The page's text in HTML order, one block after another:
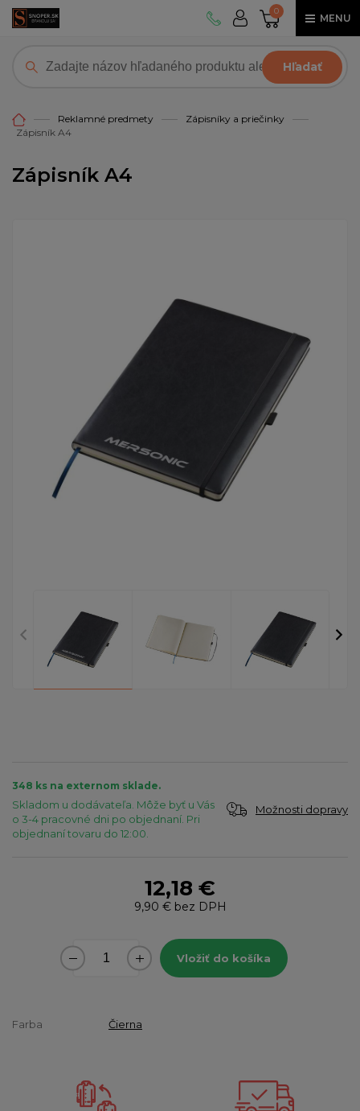
0
MENU
Hľadať
Reklamné predmety
Zápisníky a priečinky
Zápisník A4
Zápisník A4
348 ks na externom sklade.
Skladom u dodávateľa. Môže byť u Vás
o 3-4 pracovné dni po objednaní. Pri
objednaní tovaru do 12:00.
Možnosti dopravy
12,18 €
9,90 €bez DPH
Vložiť do košíka
Farba Čierna